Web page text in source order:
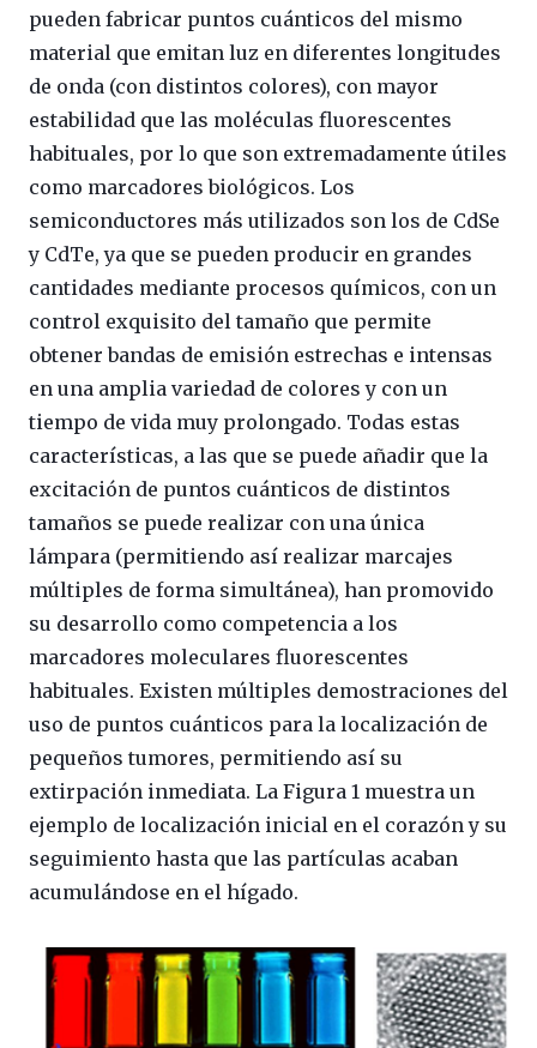
pueden fabricar puntos cuánticos del mismo
material que emitan luz en diferentes longitudes
de onda (con distintos colores), con mayor
estabilidad que las moléculas fluorescentes
habituales, por lo que son extremadamente útiles
como marcadores biológicos. Los
semiconductores más utilizados son los de CdSe
y CdTe, ya que se pueden producir en grandes
cantidades mediante procesos químicos, con un
control exquisito del tamaño que permite
obtener bandas de emisión estrechas e intensas
en una amplia variedad de colores y con un
tiempo de vida muy prolongado. Todas estas
características, a las que se puede añadir que la
excitación de puntos cuánticos de distintos
tamaños se puede realizar con una única
lámpara (permitiendo así realizar marcajes
múltiples de forma simultánea), han promovido
su desarrollo como competencia a los
marcadores moleculares fluorescentes
habituales. Existen múltiples demostraciones del
uso de puntos cuánticos para la localización de
pequeños tumores, permitiendo así su
extirpación inmediata. La Figura 1 muestra un
ejemplo de localización inicial en el corazón y su
seguimiento hasta que las partículas acaban
acumulándose en el hígado.